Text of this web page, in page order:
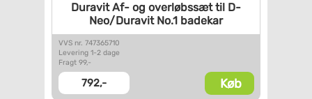
Duravit Af- og overløbssæt til D-
Neo/Duravit No.1 badekar
VVS nr. 747365710
Levering 1-2 dage
Fragt 99,-
792,- Køb